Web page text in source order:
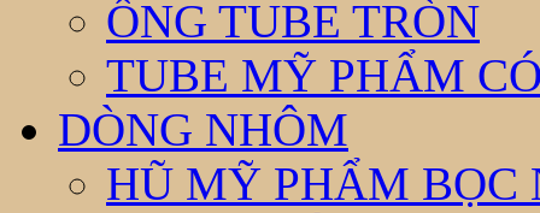
ỐNG TUBE TRÒN
TUBE MỸ PHẨM
DÒNG NHÔM
HŨ MỸ PHẨM BỌC